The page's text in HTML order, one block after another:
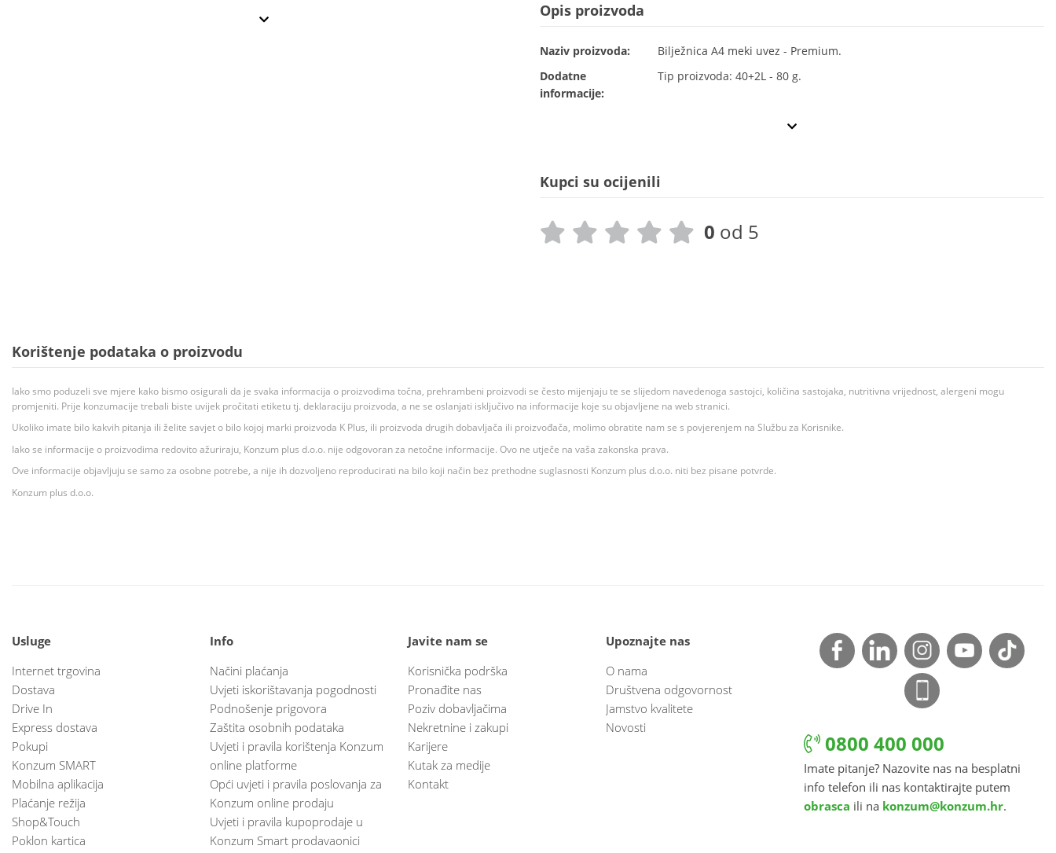
Opis proizvoda
Naziv proizvoda:
Bilježnica A4 meki uvez - Premium.
Dodatne
informacije:
Tip proizvoda: 40+2L - 80 g.
Kupci su ocijenili
0 od 5
Korištenje podataka o proizvodu
Iako smo poduzeli sve mjere kako bismo osigurali da je svaka informacija o proizvodima točna, prehrambeni proizvodi se često mijenjaju te se slijedom navedenoga sastojci, količina sastojaka, nutritivna vrijednost, alergeni mogu
promjeniti. Prije konzumacije trebali biste uvijek pročitati etiketu tj. deklaraciju proizvoda, a ne se oslanjati isključivo na informacije koje su objavljene na web stranici.
Ukoliko imate bilo kakvih pitanja ili želite savjet o bilo kojoj marki proizvoda K Plus, ili proizvoda drugih dobavljača ili proizvođača, molimo obratite nam se s povjerenjem na Službu za Korisnike.
Iako se informacije o proizvodima redovito ažuriraju, Konzum plus d.o.o. nije odgovoran za netočne informacije. Ovo ne utječe na vaša zakonska prava.
Ove informacije objavljuju se samo za osobne potrebe, a nije ih dozvoljeno reproducirati na bilo koji način bez prethodne suglasnosti Konzum plus d.o.o. niti bez pisane potvrde.
Konzum plus d.o.o.
Usluge
Internet trgovina
Dostava
Drive In
Express dostava
Pokupi
Konzum SMART
Mobilna aplikacija
Plaćanje režija
Shop&Touch
Poklon kartica
Info
Načini plaćanja
Uvjeti iskorištavanja pogodnosti
Podnošenje prigovora
Zaštita osobnih podataka
Uvjeti i pravila korištenja Konzum
online platforme
Opći uvjeti i pravila poslovanja za
Konzum online prodaju
Uvjeti i pravila kupoprodaje u
Konzum Smart prodavaonici
Javite nam se
Korisnička podrška
Pronađite nas
Poziv dobavljačima
Nekretnine i zakupi
Karijere
Kutak za medije
Kontakt
Upoznajte nas
O nama
Društvena odgovornost
Jamstvo kvalitete
Novosti
0800 400 000
Imate pitanje? Nazovite nas na besplatni
info telefon ili nas kontaktirajte putem
obrasca ili na konzum@konzum.hr.